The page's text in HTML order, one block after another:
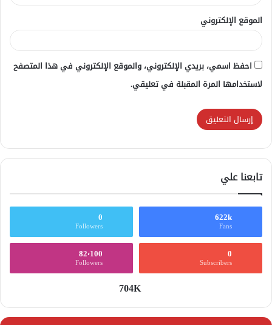
الموقع الإلكتروني
احفظ اسمي، بريدي الإلكتروني، والموقع الإلكتروني في هذا المتصفح
لاستخدامها المرة المقبلة في تعليقي.
تابعنا علي
622k
Fans
0
Followers
0
Subscribers
82٬100
Followers
704K